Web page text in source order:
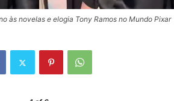
às novelas e elogia Tony Ramos no Mundo Pixar